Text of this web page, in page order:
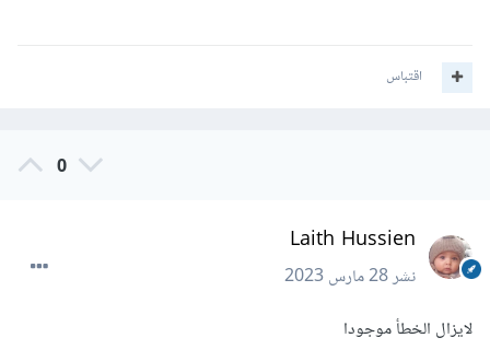
اقتباس
0
Laith Hussien
نشر28 مارس 2023
لايزال الخطأ موجودا